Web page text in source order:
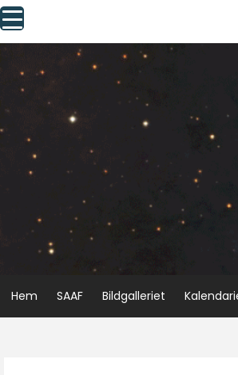
Skip
to
content
Hem SAAF Bildgalleriet